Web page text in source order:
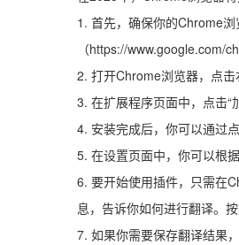
1. 首先，确保你的Chrome
（https://www.google.com/
2. 打开Chrome浏览器，点击
3. 在扩展程序页面中，点击“
4. 安装完成后，你可以通过
5. 在设置页面中，你可以根
6. 要开始使用插件，只需在
息，告诉你如何进行翻译。按
7. 如果你需要保存翻译结果